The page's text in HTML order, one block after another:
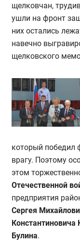
щелковчан,
ушли на фронт
них остались
навечно
щелковского
который победил
врагу. Поэтому
этом
Отечественной
предприятия
Сергея
Константиновича
Булина.